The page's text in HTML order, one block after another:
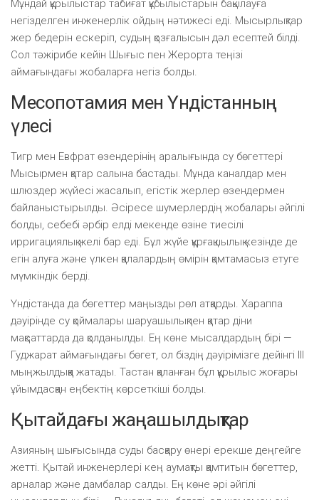
Мұндай құрылыстар табиғат құбылыстарын бақылауға
негізделген инженерлік ойдың нәтижесі еді. Мысырлықтар
жер бедерін ескеріп, судың қозғалысын дәл есептей білді.
Сол тәжірибе кейін Шығыс пен Жерорта теңізі
аймағындағы жобаларға негіз болды.
Месопотамия мен Үндістанның
үлесі
Тигр мен Евфрат өзендерінің аралығында су бөгеттері
Мысырмен қатар салына бастады. Мұнда каналдар мен
шлюздер жүйесі жасалып, егістік жерлер өзендермен
байланыстырылды. Әсіресе шумерлердің жобалары әйгілі
болды, себебі әрбір елді мекенде өзіне тиесілі
ирригациялық желі бар еді. Бұл жүйе құрғақшылық кезінде де
егін алуға және үлкен қалалардың өмірін қамтамасыз етуге
мүмкіндік берді.
Үндістанда да бөгеттер маңызды рөл атқарды. Хараппа
дәуірінде су қоймалары шаруашылықпен қатар діни
мақсаттарда да қолданылды. Ең көне мысалдардың бірі —
Гуджарат аймағындағы бөгет, ол біздің дәуірімізге дейінгі III
мыңжылдыққа жатады. Тастан қаланған бұл құрылыс жоғары
ұйымдасқан еңбектің көрсеткіші болды.
Қытайдағы жаңашылдықтар
Азияның шығысында суды басқару өнері ерекше деңгейге
жетті. Қытай инженерлері кең аумақты қамтитын бөгеттер,
арналар және дамбалар салды. Ең көне әрі әйгілі